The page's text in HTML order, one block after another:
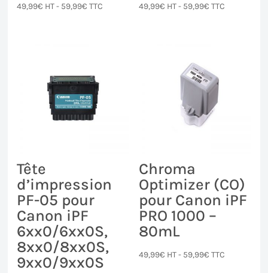
49,99€ HT - 59,99€ TTC 49,99€ HT - 59,99€ TTC
Tête
d’impression
PF-05 pour
Canon iPF
6xx0/6xx0S,
8xx0/8xx0S,
9xx0/9xx0S
Chroma
Optimizer (CO)
pour Canon iPF
PRO 1000 –
80mL
49,99€ HT - 59,99€ TTC